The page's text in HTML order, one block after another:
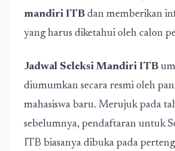
mandiri ITB dan memberikan
yang harus diketahui oleh calon
Jadwal Seleksi Mandiri ITB
diumumkan secara resmi oleh
mahasiswa baru. Merujuk pada
sebelumnya, pendaftaran untuk
ITB biasanya dibuka pada